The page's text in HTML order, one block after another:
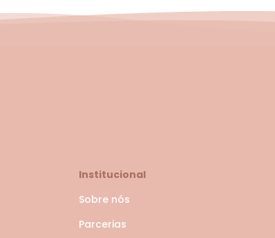
Institucional
Sobre nós
Parcerias